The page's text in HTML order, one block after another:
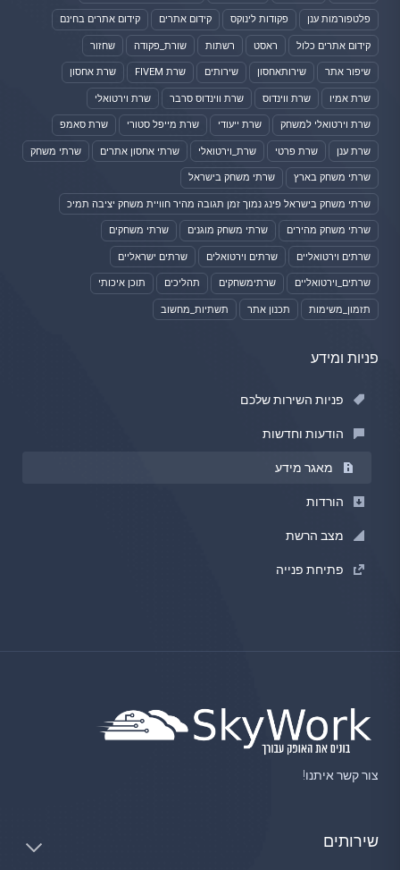
פלטפורמות ענן פקודות לינוקס קידום אתרים קידום אתרים בחינם
קידום אתרים כלול ראסט רשתות שורת_פקודה שחזור
שיפור אתר שירותאחסון שירותים שרת FIVEM שרת אחסון
שרת אמיו שרת ווינדוס שרת ווינדוס סרבר שרת וירטואלי
שרת וירטואלי למשחק שרת ייעודי שרת מייפל סטורי שרת סאמפ
שרת ענן שרת פרטי שרת_וירטואלי שרתי אחסון אתרים שרתי משחק
שרתי משחק בארץ שרתי משחק בישראל
שרתי משחק בישראל פינג נמוך זמן תגובה מהיר חוויית משחק יציבה תמיכ
שרתי משחק מהירים שרתי משחק מוגנים שרתי משחקים
שרתים וירטואליים שרתים וירטואלים שרתים ישראליים
שרתים_וירטואליים שרתימשחקים תהליכים תוכן איכותי
תזמון_משימות תכנון אתר תשתיות_מחשוב
פניות ומידע
פניות השירות שלכם
הודעות וחדשות
מאגר מידע
הורדות
מצב הרשת
פתיחת פנייה
צור קשר איתנו!
שירותים